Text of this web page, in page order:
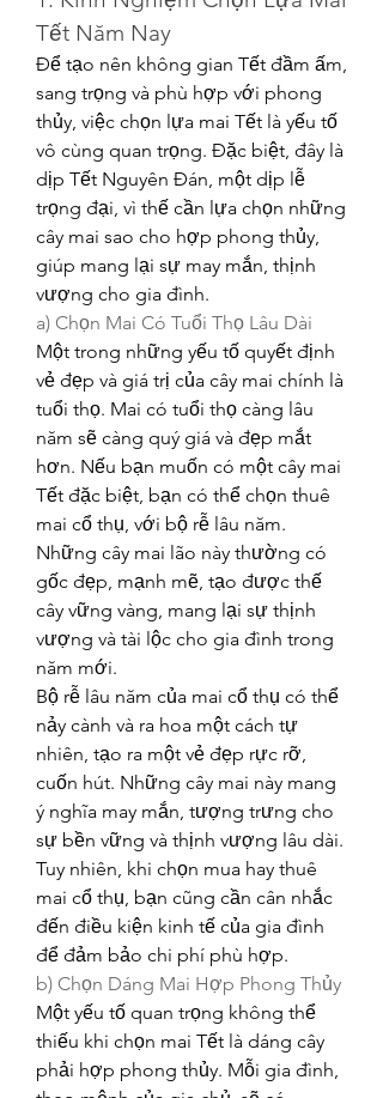
Tết Năm Nay
Để tạo nên không gian Tết đầm ấm,
sang trọng và phù hợp với phong
thủy, việc chọn lựa mai Tết là yếu tố
vô cùng quan trọng. Đặc biệt, đây là
dịp Tết Nguyên Đán, một dịp lễ
trọng đại, vì thế cần lựa chọn những
cây mai sao cho hợp phong thủy,
giúp mang lại sự may mắn, thịnh
vượng cho gia đình.
a) Chọn Mai Có Tuổi Thọ Lâu Dài
Một trong những yếu tố quyết định
vẻ đẹp và giá trị của cây mai chính là
tuổi thọ. Mai có tuổi thọ càng lâu
năm sẽ càng quý giá và đẹp mắt
hơn. Nếu bạn muốn có một cây mai
Tết đặc biệt, bạn có thể chọn thuê
mai cổ thụ, với bộ rễ lâu năm.
Những cây mai lão này thường có
gốc đẹp, mạnh mẽ, tạo được thế
cây vững vàng, mang lại sự thịnh
vượng và tài lộc cho gia đình trong
năm mới.
Bộ rễ lâu năm của mai cổ thụ có thể
nảy cành và ra hoa một cách tự
nhiên, tạo ra một vẻ đẹp rực rỡ,
cuốn hút. Những cây mai này mang
ý nghĩa may mắn, tượng trưng cho
sự bền vững và thịnh vượng lâu dài.
Tuy nhiên, khi chọn mua hay thuê
mai cổ thụ, bạn cũng cần cân nhắc
đến điều kiện kinh tế của gia đình
để đảm bảo chi phí phù hợp.
b) Chọn Dáng Mai Hợp Phong Thủy
Một yếu tố quan trọng không thể
thiếu khi chọn mai Tết là dáng cây
phải hợp phong thủy. Mỗi gia đình,